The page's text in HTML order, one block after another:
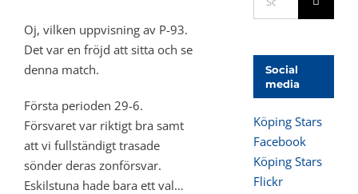
Oj, vilken uppvisning av P-93.
Det var en fröjd att sitta och se
denna match.
Första perioden 29-6.
Försvaret var riktigt bra samt
att vi fullständigt trasade
sönder deras zonförsvar.
Eskilstuna hade bara ett val…
Social
media
Köping Stars
Facebook
Köping Stars
Flickr